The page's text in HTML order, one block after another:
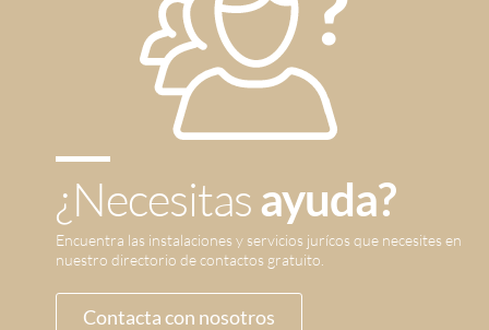
¿Necesitasayuda?
Encuentra las instalaciones y servicios jurícos que necesites en
nuestro directorio de contactos gratuito.
Contacta con nosotros